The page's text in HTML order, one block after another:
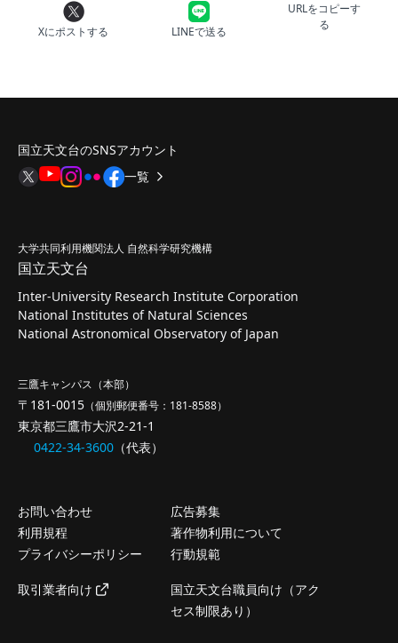
Xにポストする LINEで送る
URLをコピーす
る
国立天文台のSNSアカウント
一覧
大学共同利用機関法人 自然科学研究機構
国立天文台
Inter-University Research Institute Corporation
National Institutes of Natural Sciences
National Astronomical Observatory of Japan
三鷹キャンパス（本部）
〒181-0015 （個別郵便番号：181-8588）
東京都三鷹市大沢2-21-1
0422-34-3600 （代表）
お問い合わせ
広告募集
利用規程
著作物利用について
プライバシーポリシー
行動規範
取引業者向け
国立天文台職員向け（アク
セス制限あり）